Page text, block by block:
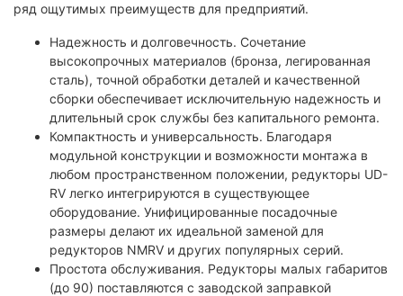
ряд ощутимых преимуществ для предприятий.
Надежность и долговечность. Сочетание
высокопрочных материалов (бронза, легированная
сталь), точной обработки деталей и качественной
сборки обеспечивает исключительную надежность и
длительный срок службы без капитального ремонта.
Компактность и универсальность. Благодаря
модульной конструкции и возможности монтажа в
любом пространственном положении, редукторы UD-
RV легко интегрируются в существующее
оборудование. Унифицированные посадочные
размеры делают их идеальной заменой для
редукторов NMRV и других популярных серий.
Простота обслуживания. Редукторы малых габаритов
(до 90) поставляются с заводской заправкой